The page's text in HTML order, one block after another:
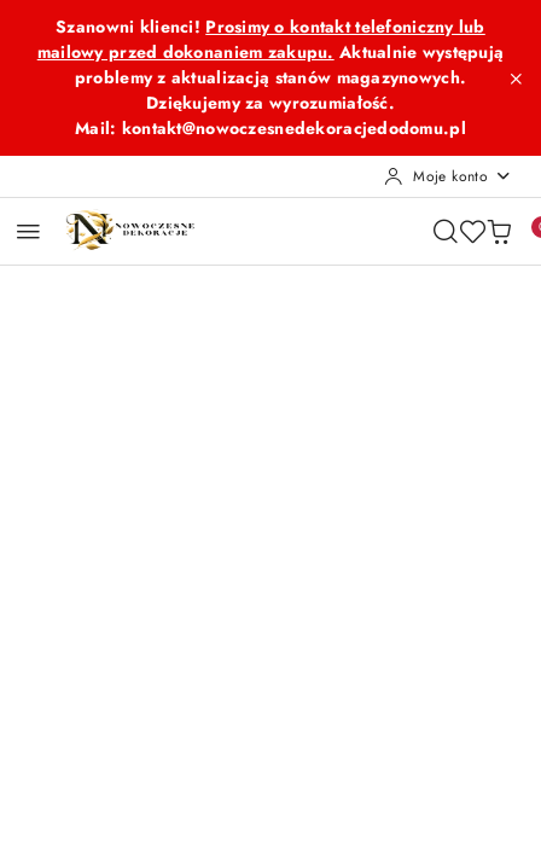
Przejdź do treści głównej
Przejdź do wyszukiwarki
Przejdź do moje konto
Przejdź do menu głównego
Przejdź do opisu produktu
Przejdź do stopki
Szanowni klienci! Prosimy o kontakt telefoniczny lub
mailowy przed dokonaniem zakupu. Aktualnie występują
problemy z aktualizacją stanów magazynowych.
Dziękujemy za wyrozumiałość.
Mail: kontakt@nowoczesnedekoracjedodomu.pl
Moje konto